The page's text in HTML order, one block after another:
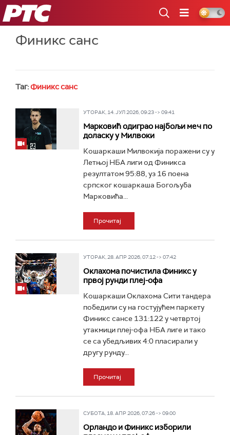
РТС
Финикс санс
Таг:Финикс санс
УТОРАК, 14. ЈУЛ 2026, 09:23 -> 09:41
Марковић одиграо најбољи меч по
доласку у Милвоки
Кошаркаши Милвокија поражени су у
Летњој НБА лиги од Финикса
резултатом 95:88, уз 16 поена
српског кошаркаша Богољуба
Марковића...
Прочитај
УТОРАК, 28. АПР 2026, 07:12 -> 07:42
Оклахома почистила Финикс у
првој рунди плеј-офа
Кошаркаши Оклахома Сити тандера
победили су на гостујућем паркету
Финикс сансе 131:122 у четвртој
утакмици плеј-офа НБА лиге и тако
се са убедљивих 4:0 пласирали у
другу рунду...
Прочитај
СУБОТА, 18. АПР 2026, 07:26 -> 09:00
Орландо и Финикс изборили